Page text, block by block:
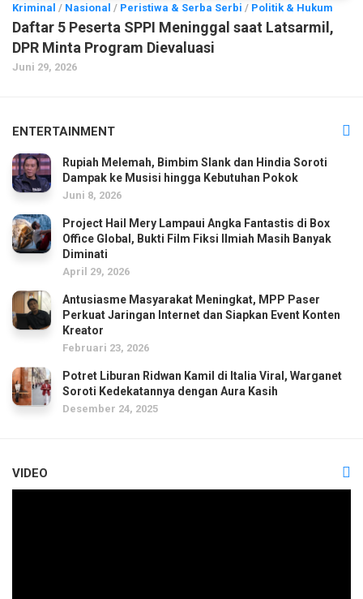
Kriminal / Nasional / Peristiwa & Serba Serbi / Politik & Hukum
Daftar 5 Peserta SPPI Meninggal saat Latsarmil,
DPR Minta Program Dievaluasi
Juni 29, 2026
ENTERTAINMENT
Rupiah Melemah, Bimbim Slank dan Hindia Soroti
Dampak ke Musisi hingga Kebutuhan Pokok
Juni 8, 2026
Project Hail Mery Lampaui Angka Fantastis di Box
Office Global, Bukti Film Fiksi Ilmiah Masih Banyak
Diminati
April 29, 2026
Antusiasme Masyarakat Meningkat, MPP Paser
Perkuat Jaringan Internet dan Siapkan Event Konten
Kreator
Februari 23, 2026
Potret Liburan Ridwan Kamil di Italia Viral, Warganet
Soroti Kedekatannya dengan Aura Kasih
Desember 24, 2025
VIDEO